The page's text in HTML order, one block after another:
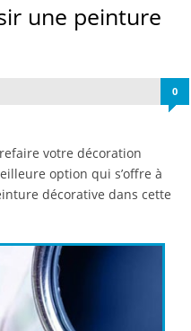
une peinture
0
votre décoration
option qui s’offre à
décorative dans cette